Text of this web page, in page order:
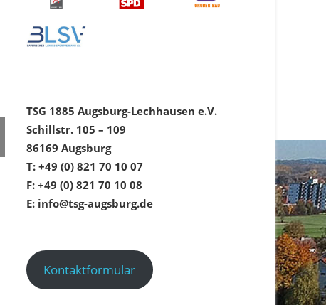
TSG 1885 Augsburg-Lechhausen e.V.
Schillstr. 105 – 109
86169 Augsburg
T: +49 (0) 821 70 10 07
F: +49 (0) 821 70 10 08
E: info@tsg-augsburg.de
Kontaktformular